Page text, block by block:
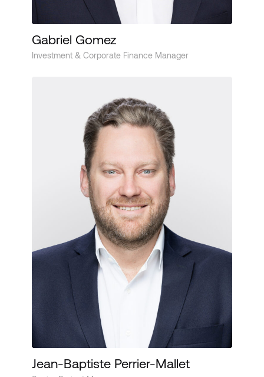
Gabriel Gomez
Investment & Corporate Finance Manager
Jean-Baptiste Perrier-Mallet